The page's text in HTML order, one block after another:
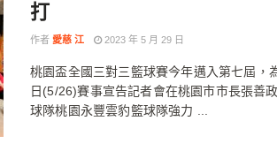
打
作者 愛慈 江 2023 年 5 月 29 日
桃園盃全國三對三籃球賽今年邁入第七屆，
日(5/26)賽事宣告記者會在桃園市市長張善
球隊桃園永豐雲豹籃球隊強力 ...